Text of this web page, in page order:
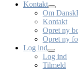
Kontakt
Om
Kontakt
Opret ny
Opret ny
Log ind
Log ind
Tilmeld